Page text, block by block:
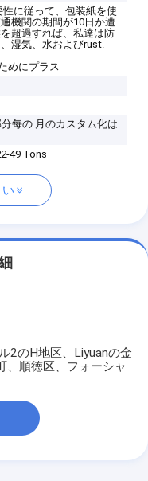
に従って、包装紙を使
機関の期間が10日か遭
超過すれば、私達は防
湿気、水およびrust.
めにプラス
每の 月のカスタム化は
49 Tons
2のH地区、Liyuanの金
、順徳区、フォーシャ